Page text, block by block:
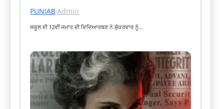
PUNJAB·Admin
ਸਕੂਲ ਦੀ 12ਵੀਂ ਜਮਾਤ ਦੀ ਵਿਦਿਆਰਥਣ ਨੇ ਸ਼ੁੱਕਰਵਾਰ ਨੂੰ…